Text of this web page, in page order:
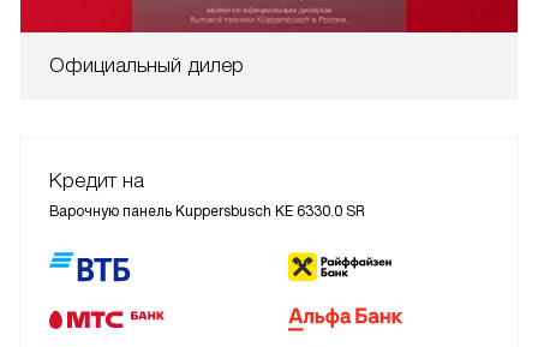
Официальный дилер
Кредит на
Варочную панель Kuppersbusch KE 6330.0 SR